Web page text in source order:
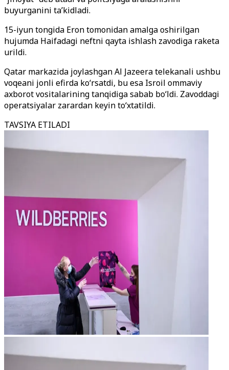
buyurganini ta’kidladi.
15-iyun tongida Eron tomonidan amalga oshirilgan
hujumda Haifadagi neftni qayta ishlash zavodiga raketa
urildi.
Qatar markazida joylashgan Al Jazeera telekanali ushbu
voqeani jonli efirda ko‘rsatdi, bu esa Isroil ommaviy
axborot vositalarining tanqidiga sabab bo‘ldi. Zavoddagi
operatsiyalar zarardan keyin to‘xtatildi.
TAVSIYA ETILADI